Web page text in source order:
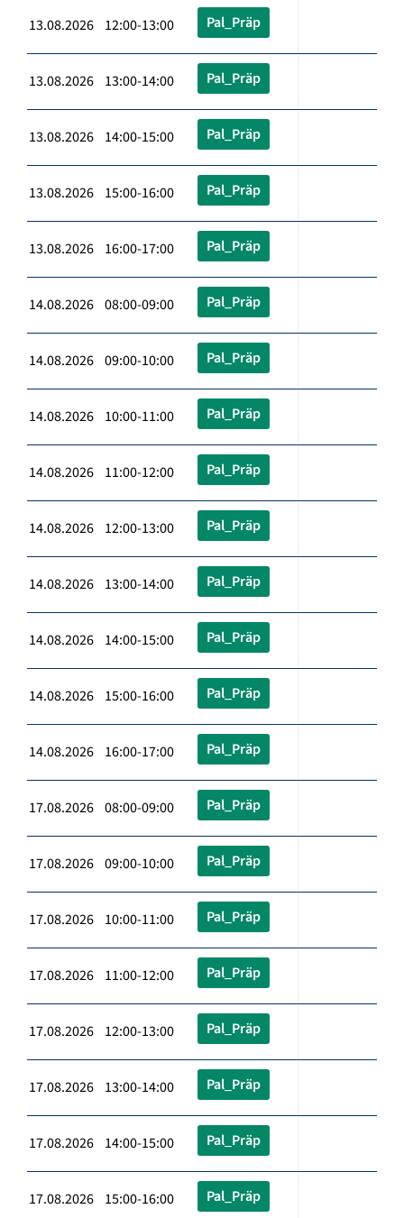
13.08.2026 12:00-13:00 Pal_Präp
13.08.2026 13:00-14:00 Pal_Präp
13.08.2026 14:00-15:00 Pal_Präp
13.08.2026 15:00-16:00 Pal_Präp
13.08.2026 16:00-17:00 Pal_Präp
14.08.2026 08:00-09:00 Pal_Präp
14.08.2026 09:00-10:00 Pal_Präp
14.08.2026 10:00-11:00 Pal_Präp
14.08.2026 11:00-12:00 Pal_Präp
14.08.2026 12:00-13:00 Pal_Präp
14.08.2026 13:00-14:00 Pal_Präp
14.08.2026 14:00-15:00 Pal_Präp
14.08.2026 15:00-16:00 Pal_Präp
14.08.2026 16:00-17:00 Pal_Präp
17.08.2026 08:00-09:00 Pal_Präp
17.08.2026 09:00-10:00 Pal_Präp
17.08.2026 10:00-11:00 Pal_Präp
17.08.2026 11:00-12:00 Pal_Präp
17.08.2026 12:00-13:00 Pal_Präp
17.08.2026 13:00-14:00 Pal_Präp
17.08.2026 14:00-15:00 Pal_Präp
17.08.2026 15:00-16:00 Pal_Präp